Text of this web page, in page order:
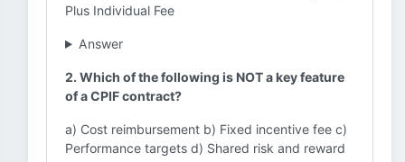
Plus Individual Fee
Answer
2. Which of the following is NOT a key feature
of a CPIF contract?
a) Cost reimbursement b) Fixed incentive fee c)
Performance targets d) Shared risk and reward